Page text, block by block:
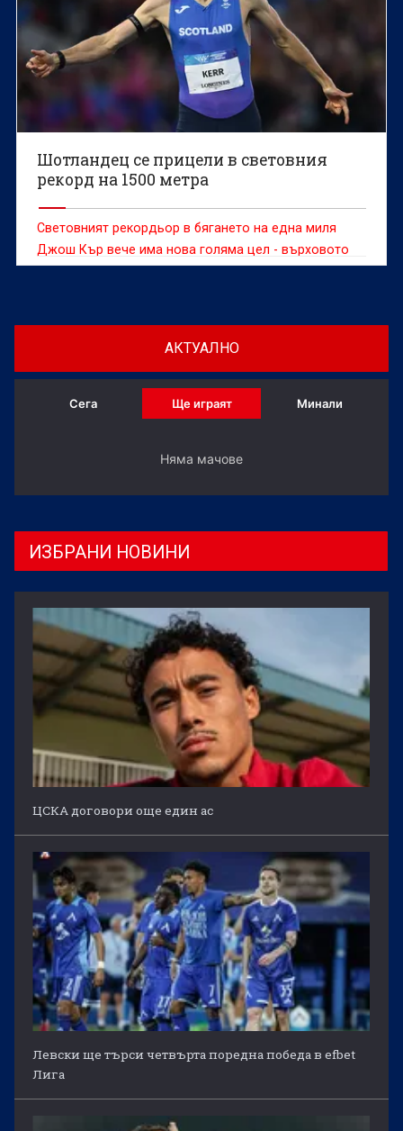
Шотландец се прицели в световния
рекорд на 1500 метра
Световният рекордьор в бягането на една миля
Джош Кър вече има нова голяма цел - върховото
постижение на 1500 метра.
АКТУАЛНО
Сега Ще играят Минали
Няма мачове
ИЗБРАНИ НОВИНИ
ЦСКА договори още един ас
Левски ще търси четвърта поредна победа в efbet
Лига